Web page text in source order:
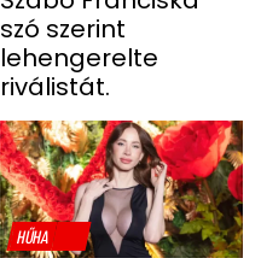
szó szerint
lehengerelte
riválistát.
HŰHA